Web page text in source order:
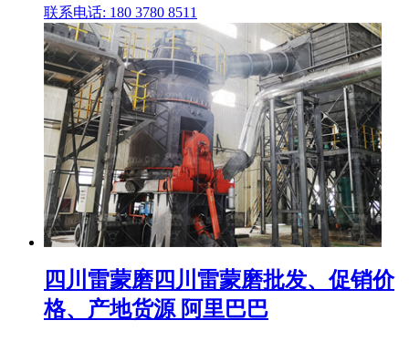
联系电话: 180 3780 8511
四川雷蒙磨四川雷蒙磨批发、促销价
格、产地货源 阿里巴巴